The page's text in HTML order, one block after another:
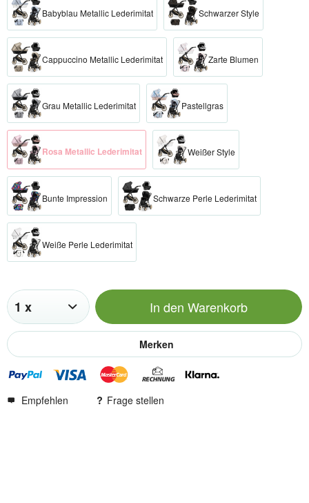
Babyblau Metallic Lederimitat Schwarzer Style
Cappuccino Metallic Lederimitat Zarte Blumen
Grau Metallic Lederimitat Pastellgras
Rosa Metallic Lederimitat Weißer Style
Bunte Impression Schwarze Perle Lederimitat
Weiße Perle Lederimitat
In den Warenkorb
Merken
Empfehlen Frage stellen